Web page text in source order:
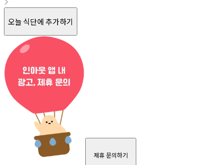
오늘 식단에 추가하기
제휴 문의하기